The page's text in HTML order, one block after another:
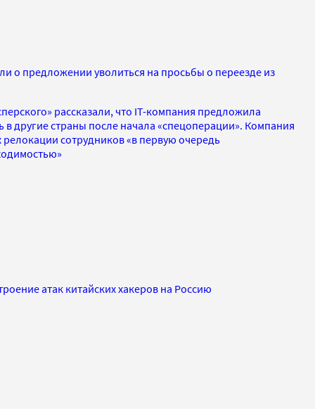
о предложении уволиться на просьбы о переезде из
рассказали, что IT-компания предложила
в другие страны после начала «спецоперации». Компания
релокации сотрудников «в первую очередь
атак китайских хакеров на Россию